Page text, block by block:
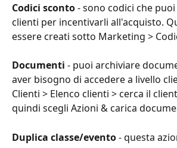
Codici sconto - sono codici che
clienti per incentivarli all'acquisto.
essere creati sotto Marketing >
Documenti - puoi archiviare
aver bisogno di accedere a livello
Clienti > Elenco clienti > cerca il
quindi scegli Azioni & carica
Duplica classe/evento - questa